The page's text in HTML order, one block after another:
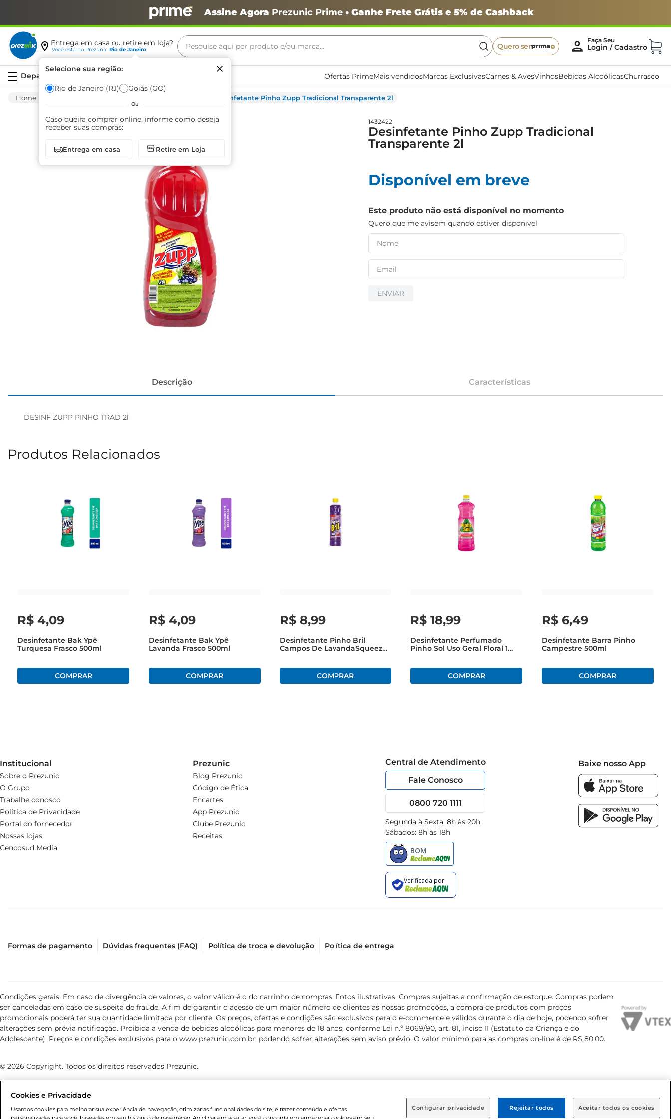
Assine Agora Prezunic Prime• Ganhe Frete Grátis e 5% de Cashback
Entrega em casa ou retire em loja?
Você está no Prezunic Rio de Janeiro
Selecione sua região:
Rio de Janeiro (RJ) Goiás (GO)
Ou
Caso queira comprar online, informe como deseja
receber suas compras:
Entrega em casa Retire em Loja
Pesquise aqui por produto e/ou marca...
Quero ser
Ofertas PrimeMais vendidosMarcas ExclusivasCarnes & AvesVinhosBebidas AlcoólicasChurrasco
Desinfetante Pinho Zupp Tradicional Transparente 2l
1432422
Desinfetante Pinho Zupp Tradicional
Transparente 2l
Disponível em breve
Este produto não está disponível no momento
Quero que me avisem quando estiver disponível
ENVIAR
Descrição Características
DESINF ZUPP PINHO TRAD 2l
Produtos Relacionados
R$ 4,09
Desinfetante Bak Ypê
Turquesa Frasco 500ml
R$ 4,09
Desinfetante Bak Ypê
Lavanda Frasco 500ml
R$ 8,99
Desinfetante Pinho Bril
Campos De LavandaSqueeze
R$ 18,99
Desinfetante Perfumado
Pinho Sol Uso Geral Floral 1
R$ 6,49
Desinfetante Barra Pinho
Campestre 500ml
Institucional
Sobre o Prezunic
O Grupo
Trabalhe conosco
Política de Privacidade
Portal do fornecedor
Nossas lojas
Cencosud Media
Prezunic
Blog Prezunic
Código de Ética
Encartes
App Prezunic
Clube Prezunic
Receitas
Central de Atendimento
Fale Conosco
0800 720 1111
Segunda à Sexta: 8h às 20h
Sábados: 8h às 18h
Baixe nosso App
Formas de pagamento Dúvidas frequentes (FAQ) Política de troca e devolução Política de entrega
Condições gerais: Em caso de divergência de valores, o valor válido é o do carrinho de compras. Fotos ilustrativas. Compras sujeitas a confirmação de estoque. Compras podem
ser canceladas em caso de suspeita de fraude. A fim de garantir o acesso de um maior número de clientes as nossas promoções, a compra de produtos com preços
promocionais poderá ter sua quantidade limitada por cliente. Os preços, ofertas e condições são exclusivos para o e-commerce e válidos durante o dia de hoje, podendo sofrer
alterações sem prévia notificação. Proibida a venda de bebidas alcoólicas para menores de 18 anos, conforme Lei n.º 8069/90, art. 81, inciso II (Estatuto da Criança e do
Adolescente). Preços e condições exclusivos para o www.prezunic.com.br, podendo sofrer alterações sem aviso prévio. O valor mínimo para as compras on-line é de R$ 80,00.
© 2026 Copyright. Todos os direitos reservados Prezunic.
Cookies e Privacidade
Usamos cookies para melhorar sua experiência de navegação, otimizar as funcionalidades do site, e trazer conteúdo e ofertas
personalizadas para você, baseadas em seu histórico de navegação. Ao clicar em aceitar, você concorda em armazenar cookies em seu
Configurar privacidade Rejeitar todos Aceitar todos os cookies
Termos mais buscados
café
azeite
biscoito
arroz
iogurte
papel higiênico
cerveja